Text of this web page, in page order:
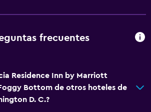
frecuentes
Residence Inn by Marriott
Bottom de otros hoteles de
D. C.?